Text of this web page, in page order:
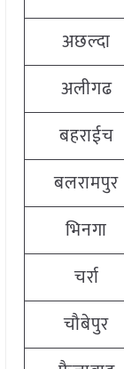
अछल्दा
अलीगढ
बहराईच
बलरामपुर
भिनगा
चर्रा
चौबेपुर